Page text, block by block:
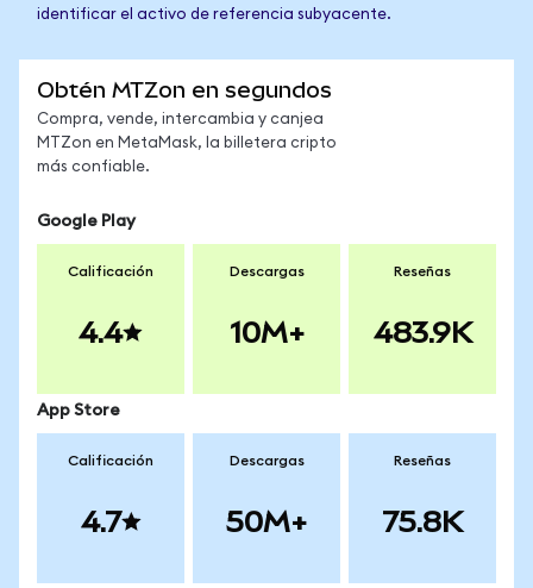
identificar el activo de referencia subyacente.
Obtén MTZon en segundos
Compra, vende, intercambia y canjea
MTZon en MetaMask, la billetera cripto
más confiable.
Google Play
Calificación
4.4
Descargas
10M+
Reseñas
483.9K
App Store
Calificación
4.7
Descargas
50M+
Reseñas
75.8K